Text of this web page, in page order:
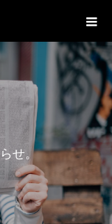
らせ。